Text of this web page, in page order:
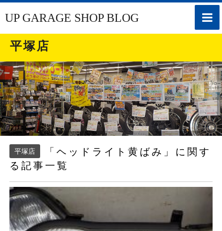
toggle
UP GARAGE SHOP BLOG
平塚店
平塚店
「ヘッドライト黄ばみ」に関す
る記事一覧